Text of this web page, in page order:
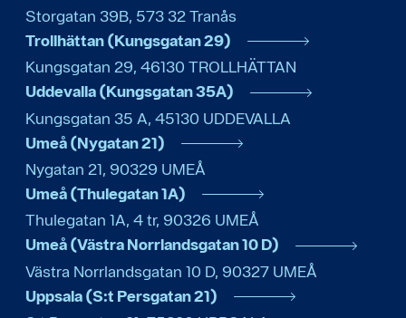
Storgatan 39B, 573 32Tranås
Trollhättan (Kungsgatan 29)
Kungsgatan 29, 46130 TROLLHÄTTAN
Uddevalla (Kungsgatan 35A)
Kungsgatan 35 A, 45130 UDDEVALLA
Umeå (Nygatan 21)
Nygatan 21, 90329 UMEÅ
Umeå (Thulegatan 1A)
Thulegatan 1A, 4 tr, 90326 UMEÅ
Umeå (Västra Norrlandsgatan 10 D)
Västra Norrlandsgatan 10 D, 90327 UMEÅ
Uppsala (S:t Persgatan 21)